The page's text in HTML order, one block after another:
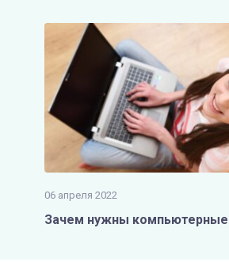
06 апреля 2022
Зачем нужны компьютерные